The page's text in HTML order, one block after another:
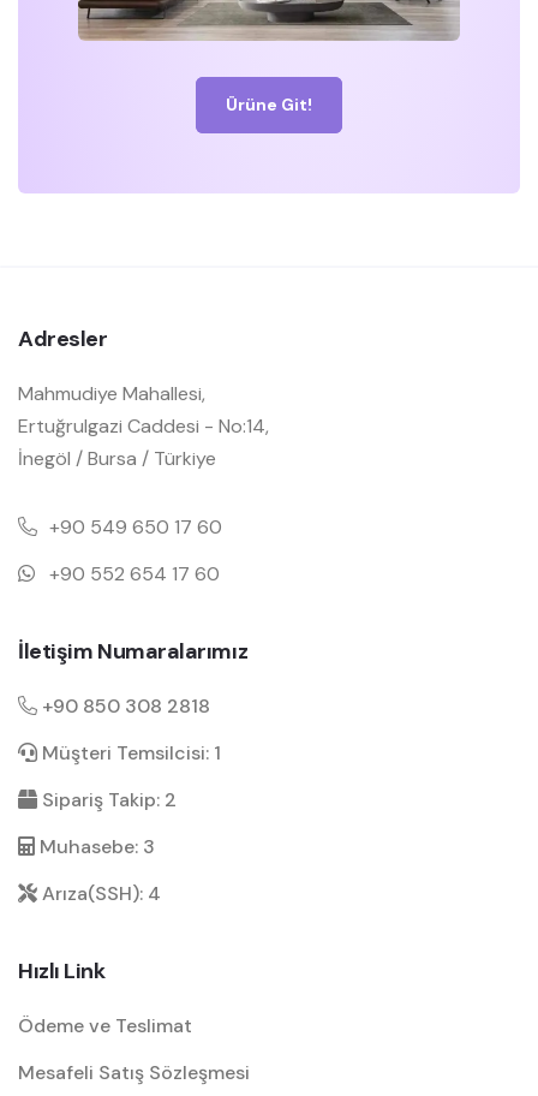
Ürüne Git!
Adresler
Mahmudiye Mahallesi,
Ertuğrulgazi Caddesi - No:14,
İnegöl / Bursa / Türkiye
+90 549 650 17 60
+90 552 654 17 60
İletişim Numaralarımız
+90 850 308 2818
Müşteri Temsilcisi: 1
Sipariş Takip: 2
Muhasebe: 3
Arıza(SSH): 4
Hızlı Link
Ödeme ve Teslimat
Mesafeli Satış Sözleşmesi